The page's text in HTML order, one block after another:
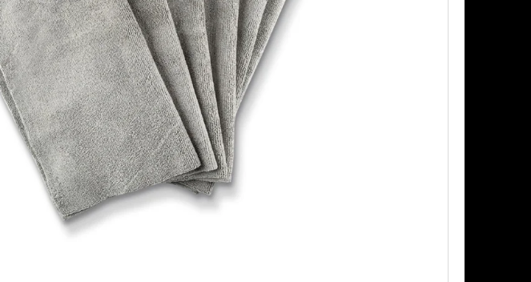
DVOJČINNÝ ROZPRAŠOVAČ BEZ LAHVE
99 Kč